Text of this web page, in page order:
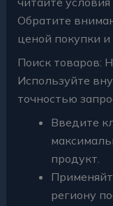
Обратите
ценой покупки и
Поиск товаров:
Используйте
точностью
Введите
продукт.
региону